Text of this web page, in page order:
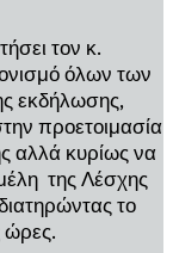
τον κ.
όλων των
εκδήλωσης,
προετοιμασία
αλλά κυρίως να
της Λέσχης
το
ώρες.